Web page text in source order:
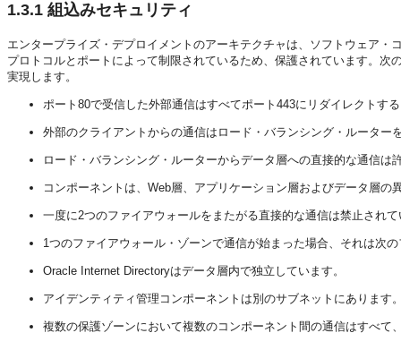
1.3.1 組込みセキュリティ
エンタープライズ・デプロイメントのアーキテクチャは、ソフトウェア
プロトコルとポートによって制限されているため、保護されています。
実現します。
ポート80で受信した外部通信はすべてポート443にリダイレクトす
外部のクライアントからの通信はロード・バランシング・ルーター
ロード・バランシング・ルーターからデータ層への直接的な通信は
コンポーネントは、Web層、アプリケーション層およびデータ層の
一度に2つのファイアウォールをまたがる直接的な通信は禁止され
1つのファイアウォール・ゾーンで通信が始まった場合、それは次
Oracle Internet Directoryはデータ層内で独立しています。
アイデンティティ管理コンポーネントは別のサブネットにあります
複数の保護ゾーンにおいて複数のコンポーネント間の通信はすべ